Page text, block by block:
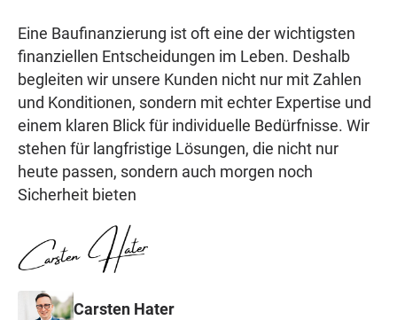
Eine Baufinanzierung ist oft eine der wichtigsten
finanziellen Entscheidungen im Leben. Deshalb
begleiten wir unsere Kunden nicht nur mit Zahlen
und Konditionen, sondern mit echter Expertise und
einem klaren Blick für individuelle Bedürfnisse. Wir
stehen für langfristige Lösungen, die nicht nur
heute passen, sondern auch morgen noch
Sicherheit bieten
Carsten Hater